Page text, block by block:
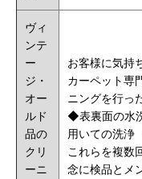
ヴィ
ンテ
ー
ジ・
オー
ルド
品の
クリ
ーニ
お客様に気持
カーペット専
ニングを行っ
◆表裏面の水
用いての洗
これらを複数
念に検品とメ